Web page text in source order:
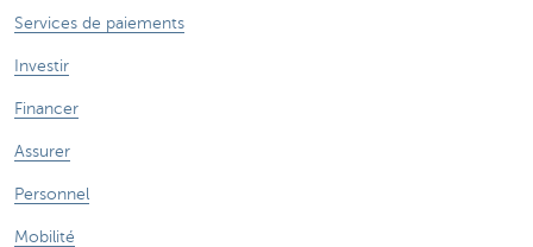
Services de paiements
Investir
Financer
Assurer
Personnel
Mobilité